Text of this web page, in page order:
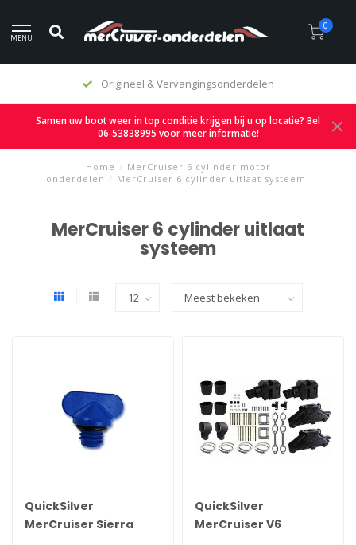
MENU
0
Origineel & Vervangingsonderdelen
Samen uw boot weer in top conditie krijgen bij u op locatie? Bel
06-53838995 voor meer informatie!
Home / MerCruiser 6 cylinder motor
onderdelen / MerCruiser 6 cylinder uitlaat systeem
MerCruiser 6 cylinder uitlaat
systeem
QuickSilver
MerCruiser Sierra
QuickSilver
MerCruiser V6